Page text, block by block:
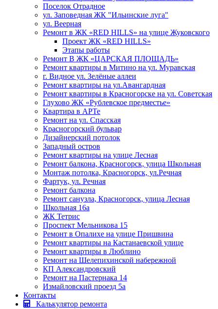
Поселок Отрадное
ул. Заповедная ЖК "Ильинские луга"
ул. Веерная
Ремонт в ЖК «RED HILLS» на улице Жуковского
Проект ЖК «RED HILLS»
Этапы работы
Ремонт В ЖК «ЦАРСКАЯ ПЛОЩАДЬ»
Ремонт квартиры в Митино на ул. Муравская
г. Видное ул. Зелёные аллеи
Ремонт квартиры на ул.Авангардная
Ремонт квартиры в Красногорске на ул. Советская
Глухово ЖК «Рублевское предместье»
Квартира в АРТе
Ремонт на ул. Спасская
Красногорский бульвар
Дизайнерский потолок
Западный остров
Ремонт квартиры на улице Лесная
Ремонт балкона, Красногорск, улица Школьная
Монтаж потолка, Красногорск, ул.Речная
Фартук, ул. Речная
Ремонт балкона
Ремонт санузла, Красногорск, улица Лесная
Школьная 16а
ЖК Тетрис
Проспект Мельникова 15
Ремонт в Опалихе на улице Пришвина
Ремонт квартиры на Кастанаевской улице
Ремонт квартиры в Люблино
Ремонт на Шелепихинской набережной
КП Александровский
Ремонт на Пастернака 14
Измайловский проезд 5а
Контакты
Калькулятор ремонта